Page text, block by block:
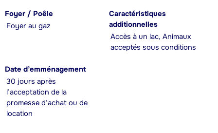
Foyer / Poêle
Foyer au gaz
Caractéristiques
additionnelles
Accès à un lac, Animaux
acceptés sous conditions
Date d’emménagement
30 jours après
l’acceptation de la
promesse d’achat ou de
location